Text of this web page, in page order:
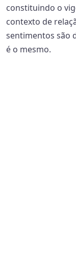
constituindo o
contexto de
sentimentos são
é o mesmo.